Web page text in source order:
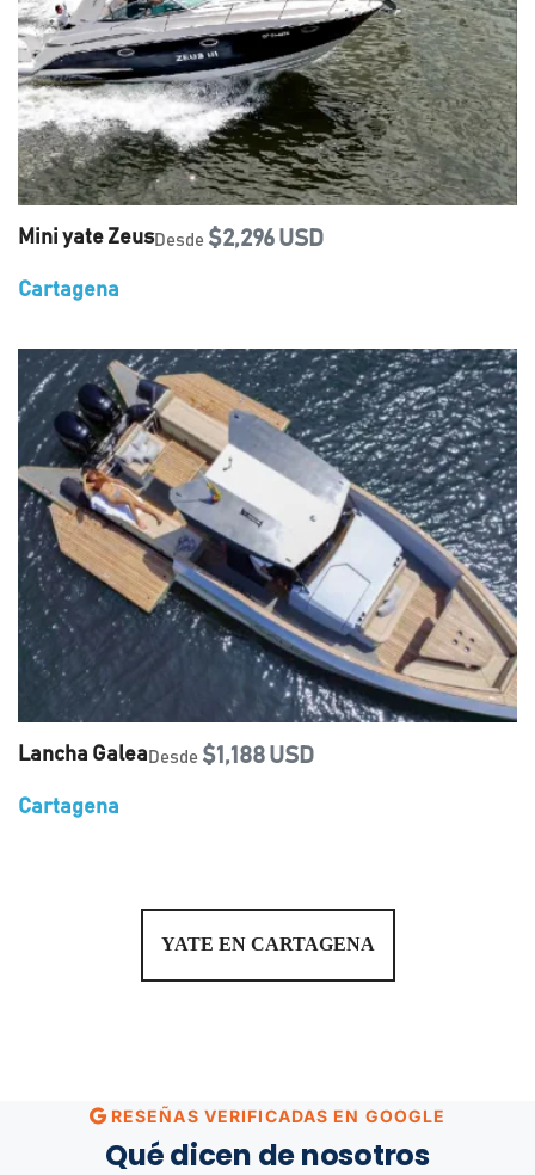
Mini yate ZeusDesde $2,296 USD
Cartagena
Lancha Galea Desde $1,188 USD
Cartagena
YATE EN CARTAGENA
RESEÑAS VERIFICADAS EN GOOGLE
Qué dicen de nosotros